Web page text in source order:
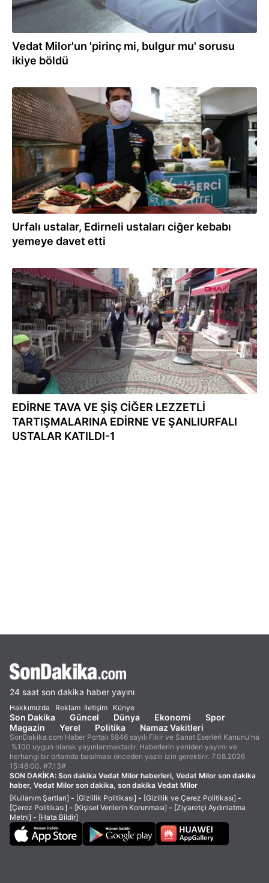
Vedat Milor'un 'pirinç mi, bulgur mu' sorusu
ikiye böldü
07.04.2021
Urfalı ustalar, Edirneli ustaları ciğer kebabı
yemeye davet etti
07.04.2021
EDİRNE TAVA VE ŞİŞ CİĞER LEZZETLİ
TARTIŞMALARINA EDİRNE VE ŞANLIURFALI
USTALAR KATILDI-1
24 saat son dakika haber yayını
Hakkımızda Reklam İletişim Künye
Son Dakika Güncel Dünya Ekonomi
Spor
Magazin
Yerel Politika Namaz Vakitleri
SonDakika.com Haber Portalı 5846 sayılı Fikir ve Sanat Eserleri Kanunu'na
%100 uygun olarak yayınlanmaktadır. Haberlerin yeniden yayımı ve
herhangi bir ortamda basılması önceden yazılı izin gerektirir. 7.08.2026
15:48:00. #7.13#
SON DAKİKA: Son dakika Vedat Milor haberleri, Vedat Milor son dakika
haber, Vedat Milor son dakika, son dakika Vedat Milor
[Kullanım Şartları] - [Gizlilik Politikası] - [Gizlilik ve Çerez Politikası] -
[Çerez Politikası] - [Kişisel Verilerin Korunması] - [Ziyaretçi Aydınlatma
Metni] - [Hata Bildir]